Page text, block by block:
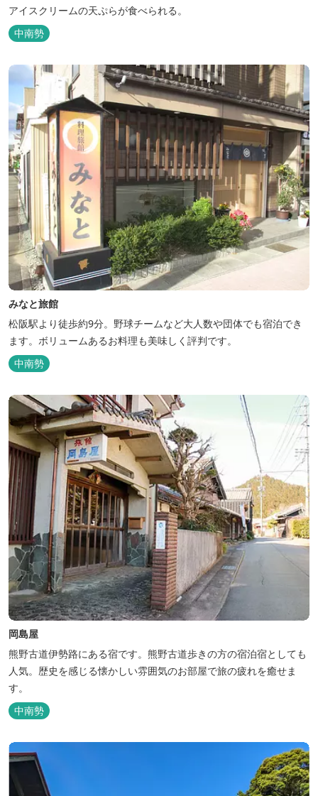
アイスクリームの天ぷらが食べられる。
中南勢
みなと旅館
松阪駅より徒歩約9分。野球チームなど大人数や団体でも宿泊でき
ます。ボリュームあるお料理も美味しく評判です。
中南勢
岡島屋
熊野古道伊勢路にある宿です。熊野古道歩きの方の宿泊宿としても
人気。歴史を感じる懐かしい雰囲気のお部屋で旅の疲れを癒せま
す。
中南勢